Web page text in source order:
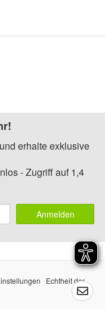
erhalte exklusive
- Zugriff auf 1,4
Anmelden
Echtheit der